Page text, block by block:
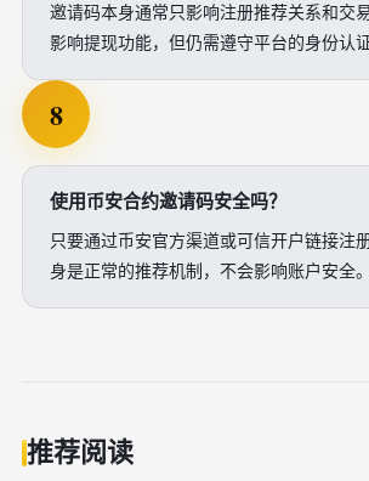
邀请码本身通常只影响注册推荐关系和交
影响提现功能，但仍需遵守平台的身份认
8
使用币安合约邀请码安全吗？
只要通过币安官方渠道或可信开户链接注
身是正常的推荐机制，不会影响账户安全。
推荐阅读